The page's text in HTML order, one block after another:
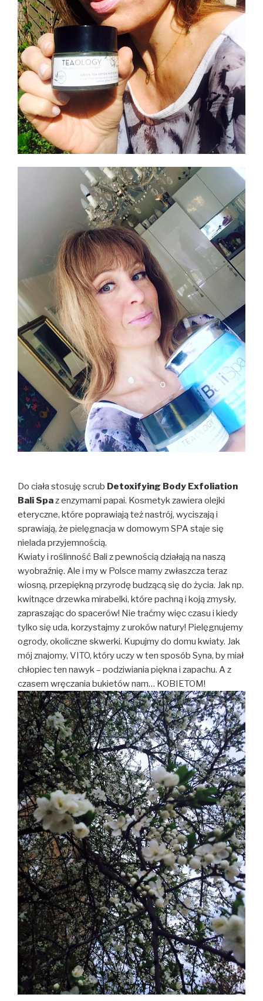
Do ciała stosuję scrub Detoxifying Body Exfoliation
Bali Spaz enzymami papai. Kosmetyk zawiera olejki
eteryczne, które poprawiają też nastrój, wyciszają i
sprawiają, że pielęgnacja w domowym SPA staje się
nielada przyjemnością.
Kwiaty i roślinność Bali z pewnością działają na naszą
wyobraźnię. Ale i my w Polsce mamy zwłaszcza teraz
wiosną, przepiękną przyrodę budzącą się do życia. Jak np.
kwitnące drzewka mirabelki, które pachną i koją zmysły,
zapraszając do spacerów! Nie traćmy więc czasu i kiedy
tylko się uda, korzystajmy z uroków natury! Pielęgnujemy
ogrody, okoliczne skwerki. Kupujmy do domu kwiaty. Jak
mój znajomy, VITO, który uczy w ten sposób Syna, by miał
chłopiec ten nawyk – podziwiania piękna i zapachu. A z
czasem wręczania bukietów nam… KOBIETOM!